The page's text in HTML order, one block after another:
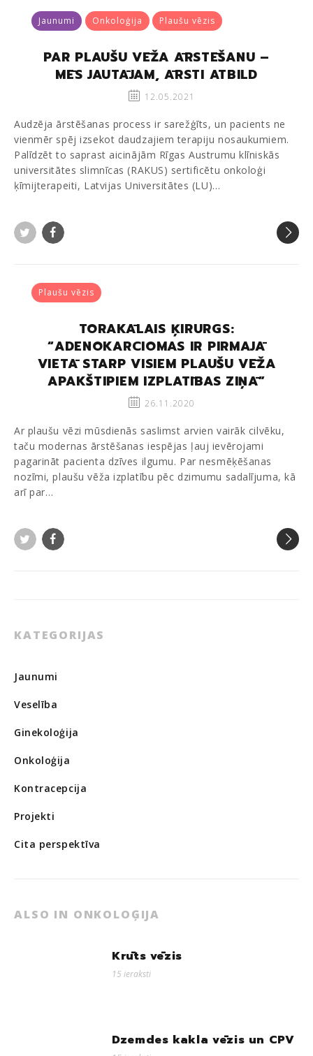
PAR PLAUŠU VĒŽA ĀRSTĒŠANU –
MĒS JAUTĀJAM, ĀRSTI ATBILD
12.05.2021
Jaunumi Onkoloģija Plaušu vēzis
Audzēja ārstēšanas process ir sarežģīts, un pacients ne
vienmēr spēj izsekot daudzajiem terapiju nosaukumiem.
Palīdzēt to saprast aicinājām Rīgas Austrumu klīniskās
universitātes slimnīcas (RAKUS) sertificētu onkoloģi
ķīmijterapeiti, Latvijas Universitātes (LU)…
TORAKĀLAIS ĶIRURGS:
“ADENOKARCIOMAS IR PIRMAJĀ
VIETĀ STARP VISIEM PLAUŠU VĒŽA
APAKŠTIPIEM IZPLATĪBAS ZIŅĀ”
26.11.2020
Plaušu vēzis
Ar plaušu vēzi mūsdienās saslimst arvien vairāk cilvēku,
taču modernas ārstēšanas iespējas ļauj ievērojami
pagarināt pacienta dzīves ilgumu. Par nesmēķēšanas
nozīmi, plaušu vēža izplatību pēc dzimumu sadalījuma, kā
arī par…
KATEGORIJAS
Jaunumi
Veselība
Ginekoloģija
Onkoloģija
Kontracepcija
Projekti
Cita perspektīva
ALSO IN ONKOLOĢIJA
Krūts vēzis
15 ieraksti
Dzemdes kakla vēzis un CPV